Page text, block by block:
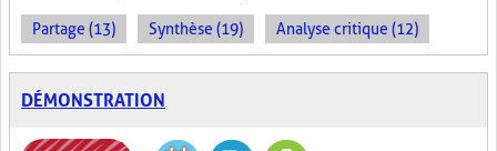
Partage (13) Synthèse (19) Analyse critique (12)
DÉMONSTRATION